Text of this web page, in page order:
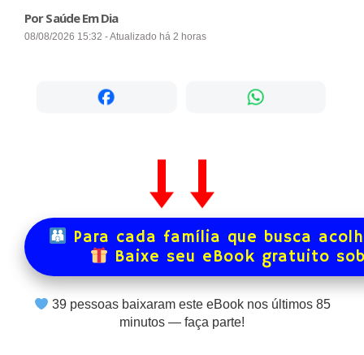
Por Saúde Em Dia
08/08/2026 15:32 - Atualizado há 2 horas
Para cada família que busca
Baixe seu eBook gratuito
39pessoas baixaram este eBook nos últimos 85
minutos — faça parte!